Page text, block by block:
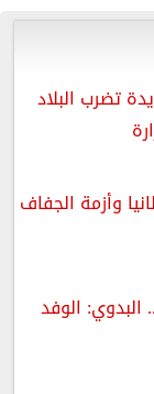
تضرب البلاد
وأزمة الجفاف
الوفد